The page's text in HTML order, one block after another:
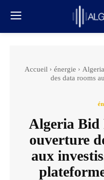
Accueil énergie
des data rooms
Algeria Bid
ouverture
aux